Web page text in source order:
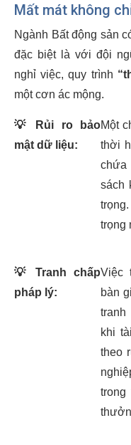
Mất mát không
Ngành Bất động sản
đặc biệt là với đội
nghỉ việc, quy trình
một cơn ác mộng.
💡
Rủi ro bảo
mật dữ liệu:
Một
thời
sách
trọng
💡
Tranh chấp
pháp lý:
Việc
bàn
khi
theo
trong